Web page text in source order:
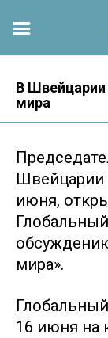
контенту
В
мира
Швейцарии
июня,
мира».
16 июня на